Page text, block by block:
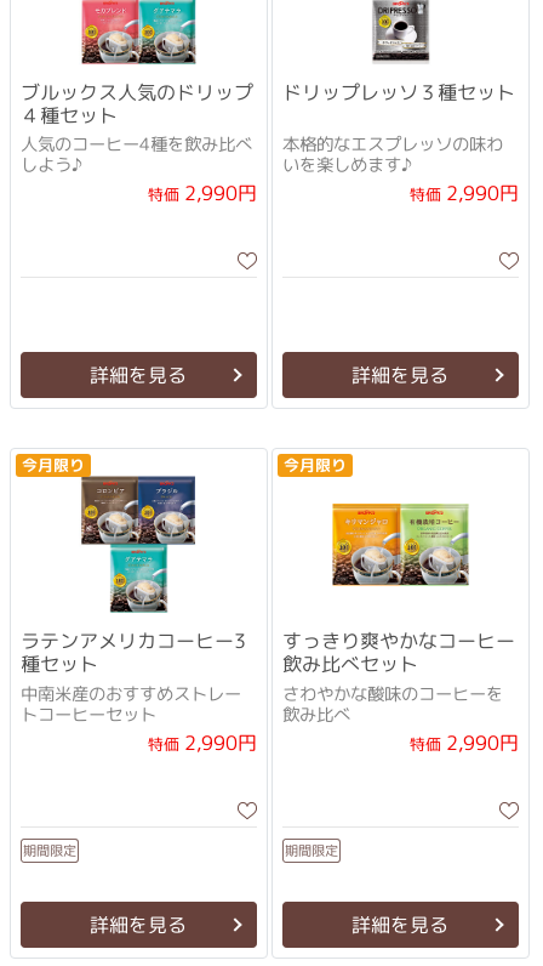
ブルックス人気のドリップ
４種セット
人気のコーヒー4種を飲み比べ
しよう♪
特価2,990円
詳細を見る
ドリップレッソ３種セット
本格的なエスプレッソの味わ
いを楽しめます♪
特価2,990円
詳細を見る
今月限り
ラテンアメリカコーヒー3
種セット
中南米産のおすすめストレー
トコーヒーセット
特価2,990円
期間限定
詳細を見る
今月限り
すっきり爽やかなコーヒー
飲み比べセット
さわやかな酸味のコーヒーを
飲み比べ
特価2,990円
期間限定
詳細を見る